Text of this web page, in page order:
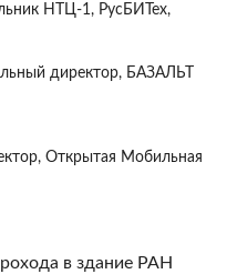
НТЦ-1, РусБИТех,
директор, БАЗАЛЬТ
Открытая Мобильная
пресс-службы ИСП
в здание РАН